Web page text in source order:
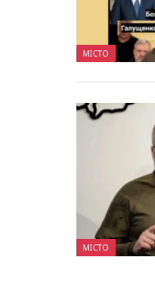
МІСТО
МІСТО